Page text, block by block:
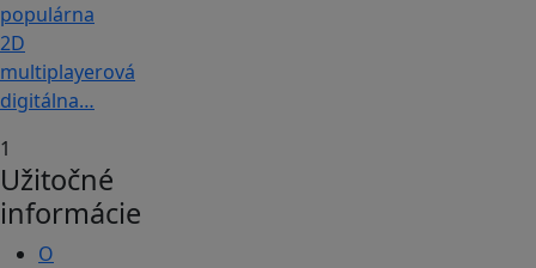
populárna
2D
multiplayerová
digitálna…
1
Užitočné
informácie
O